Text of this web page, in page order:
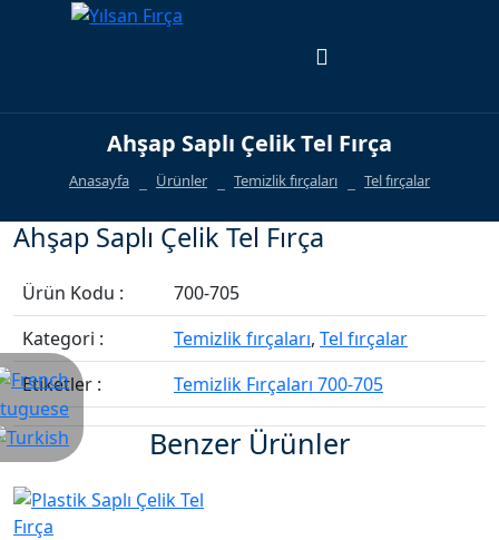
Ahşap Saplı Çelik Tel Fırça
Anasayfa Ürünler Temizlik fırçaları Tel fırçalar
Ahşap Saplı Çelik Tel Fırça
Ürün Kodu :
700-705
Kategori :
Temizlik fırçaları, Tel fırçalar
Etiketler :
Temizlik Fırçaları 700-705
Benzer Ürünler